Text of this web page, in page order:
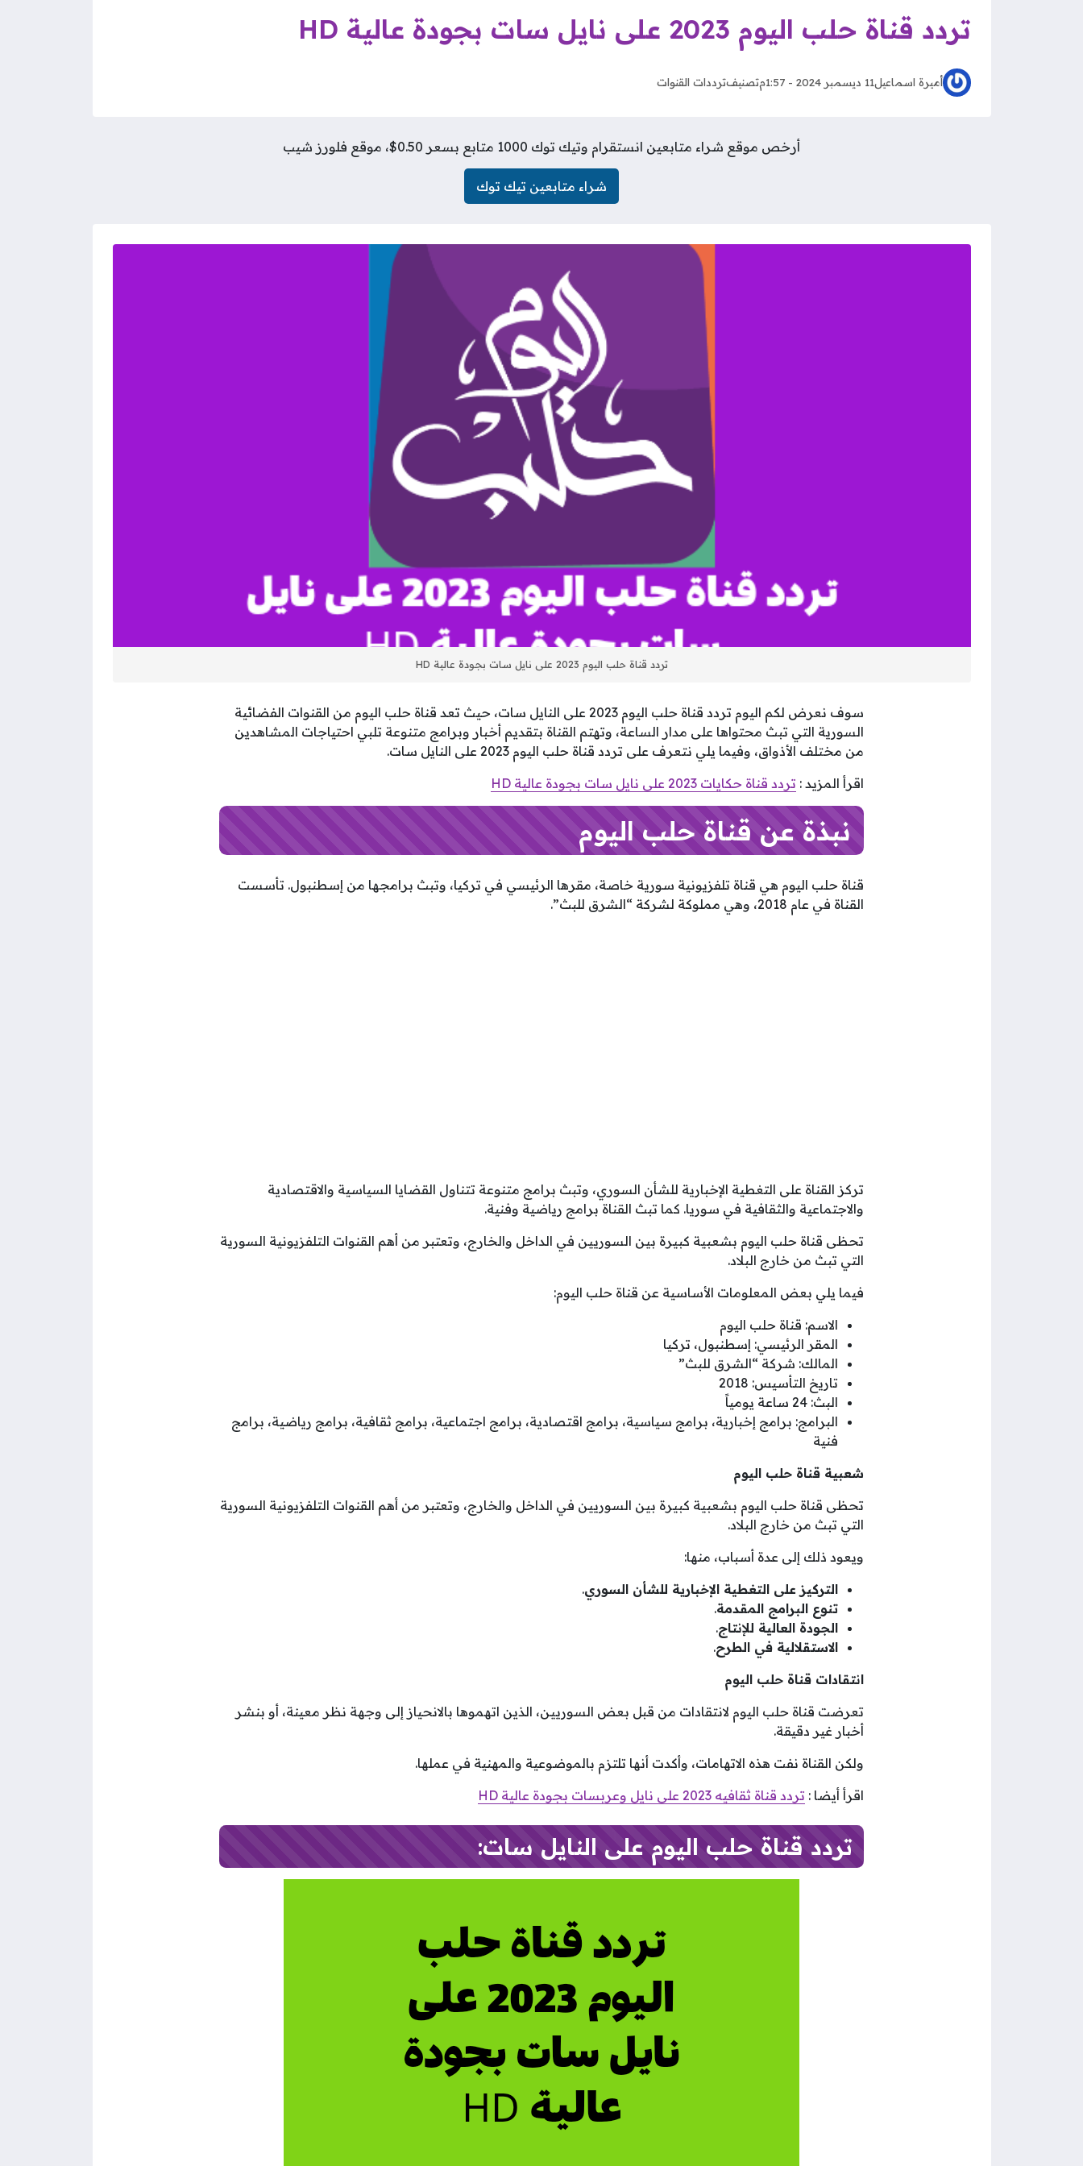
تردد قناة حلب اليوم 2023 على نايل سات بجودة عالية HD
أميرة اسماعيل11 ديسمبر 2024 - 1:57م تصنيفترددات القنوات
أرخص موقع شراء متابعين انستقرام وتيك توك 1000 متابع بسعر 0.50$، موقع فلورز شيب
شراء متابعين تيك توك
تردد قناة حلب اليوم 2023 على نايل سات بجودة عالية HD
سوف نعرض لكم اليوم تردد قناة حلب اليوم 2023 على النايل سات، حيث تعد قناة حلب اليوم من القنوات الفضائية
السورية التي تبث محتواها على مدار الساعة، وتهتم القناة بتقديم أخبار وبرامج متنوعة تلبي احتياجات المشاهدين
من مختلف الأذواق، وفيما يلي نتعرف على تردد قناة حلب اليوم 2023 على النايل سات.
اقرأ المزيد : تردد قناة حكايات 2023 على نايل سات بجودة عالية HD
نبذة عن قناة حلب اليوم
قناة حلب اليوم هي قناة تلفزيونية سورية خاصة، مقرها الرئيسي في تركيا، وتبث برامجها من إسطنبول. تأسست
القناة في عام 2018، وهي مملوكة لشركة “الشرق للبث”.
تركز القناة على التغطية الإخبارية للشأن السوري، وتبث برامج متنوعة تتناول القضايا السياسية والاقتصادية
والاجتماعية والثقافية في سوريا. كما تبث القناة برامج رياضية وفنية.
تحظى قناة حلب اليوم بشعبية كبيرة بين السوريين في الداخل والخارج، وتعتبر من أهم القنوات التلفزيونية السورية
التي تبث من خارج البلاد.
فيما يلي بعض المعلومات الأساسية عن قناة حلب اليوم:
الاسم: قناة حلب اليوم
المقر الرئيسي: إسطنبول، تركيا
المالك: شركة “الشرق للبث”
تاريخ التأسيس: 2018
البث: 24 ساعة يومياً
البرامج: برامج إخبارية، برامج سياسية، برامج اقتصادية، برامج اجتماعية، برامج ثقافية، برامج رياضية، برامج
فنية
شعبية قناة حلب اليوم
تحظى قناة حلب اليوم بشعبية كبيرة بين السوريين في الداخل والخارج، وتعتبر من أهم القنوات التلفزيونية السورية
التي تبث من خارج البلاد.
ويعود ذلك إلى عدة أسباب، منها:
التركيز على التغطية الإخبارية للشأن السوري.
تنوع البرامج المقدمة.
الجودة العالية للإنتاج.
الاستقلالية في الطرح.
انتقادات قناة حلب اليوم
تعرضت قناة حلب اليوم لانتقادات من قبل بعض السوريين، الذين اتهموها بالانحياز إلى وجهة نظر معينة، أو بنشر
أخبار غير دقيقة.
ولكن القناة نفت هذه الاتهامات، وأكدت أنها تلتزم بالموضوعية والمهنية في عملها.
اقرأ أيضا : تردد قناة ثقافيه 2023 على نايل وعربسات بجودة عالية HD
تردد قناة حلب اليوم على النايل سات: